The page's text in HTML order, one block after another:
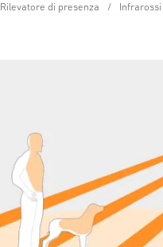
Rilevatore di presenza Infrarossi